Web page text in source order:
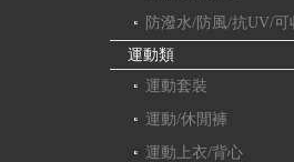
防潑水/防風/抗UV/可
運動類
運動套裝
運動/休閒褲
運動上衣/背心